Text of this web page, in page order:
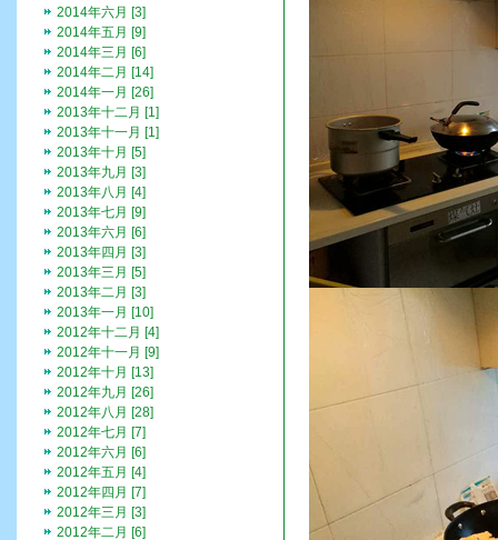
2014年六月 [3]
2014年五月 [9]
2014年三月 [6]
2014年二月 [14]
2014年一月 [26]
2013年十二月 [1]
2013年十一月 [1]
2013年十月 [5]
2013年九月 [3]
2013年八月 [4]
2013年七月 [9]
2013年六月 [6]
2013年四月 [3]
2013年三月 [5]
2013年二月 [3]
2013年一月 [10]
2012年十二月 [4]
2012年十一月 [9]
2012年十月 [13]
2012年九月 [26]
2012年八月 [28]
2012年七月 [7]
2012年六月 [6]
2012年五月 [4]
2012年四月 [7]
2012年三月 [3]
2012年二月 [6]